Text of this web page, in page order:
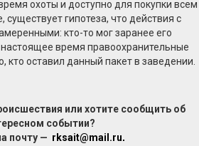
охоты и доступно для покупки всем
гипотеза, что действия с
кто-то мог заранее его
время правоохранительные
кто оставил данный пакет в заведении.
или хотите сообщить об
событии?
почту — rksait@mail.ru.